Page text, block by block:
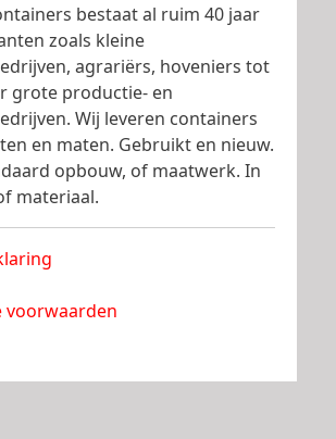
bestaat al ruim 40 jaar
zoals kleine
agrariërs, hoveniers tot
grote productie- en
Wij leveren containers
en maten. Gebruikt en nieuw.
opbouw, of maatwerk. In
materiaal.
voorwaarden